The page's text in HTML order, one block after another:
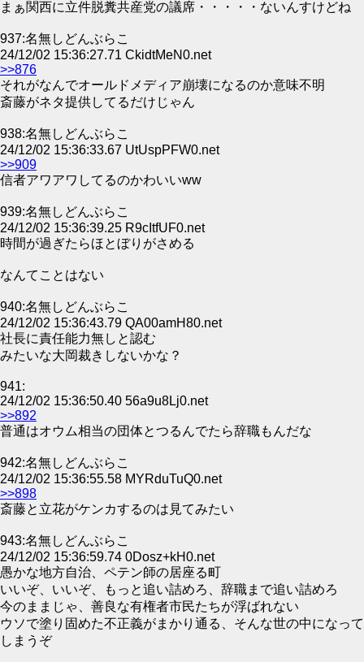
まぁ関西に立件脱糞共産党の議席・・・・・ないんすけどね
937:名無しどんぶらこ
24/12/02 15:36:27.71 CkidtMeN0.net
>>876
それがなんでオールドメディア崩壊になるのか意味不明
斎藤がネタ提供してるだけじゃん
938:名無しどんぶらこ
24/12/02 15:36:33.67 UtUspPFW0.net
>>909
信者アワアワしてるのかわいいww
939:名無しどんぶらこ
24/12/02 15:36:39.25 R9cItfUF0.net
時間が過ぎたらほとぼりがさめる
なんてことはない
940:名無しどんぶらこ
24/12/02 15:36:43.79 QA00amH80.net
社長に責任能力無しと認む
みたいな大岡裁きしないかな？
941:
24/12/02 15:36:50.40 56a9u8Lj0.net
>>892
普通はオウム相当の団体とつるんでたら辞職もんだな
942:名無しどんぶらこ
24/12/02 15:36:55.58 MYRduTuQ0.net
>>898
斎藤と立花がケンカするのは見てみたい
943:名無しどんぶらこ
24/12/02 15:36:59.74 0Dosz+kH0.net
愚かな地方自治、ペテン師の居座る町
いいぞ、いいぞ、もっと追い詰めろ、辞職まで追い詰めろ
今のままじゃ、善良な有権者市民たちが浮ばれない
ウソで塗り固めた不正義がまかり通る、そんな世の中になって
しまうぞ